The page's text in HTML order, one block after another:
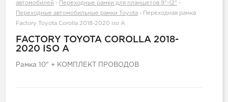
автомобилей - Переходные рамки для планшетов 9"-12" -
Переходные автомобильные рамки Toyota -
Переходная рамка
Factory Toyota Corolla 2018-2020 iso А
FACTORY TOYOTA COROLLA 2018-
2020 ISO А
Рамка 10" + КОМПЛЕКТ ПРОВОДОВ